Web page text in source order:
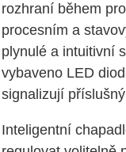
rozhraní během
procesním a
plynulé a intuitivní
vybaveno LED
signalizují
Inteligentní